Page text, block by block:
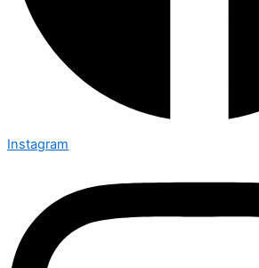
Instagram